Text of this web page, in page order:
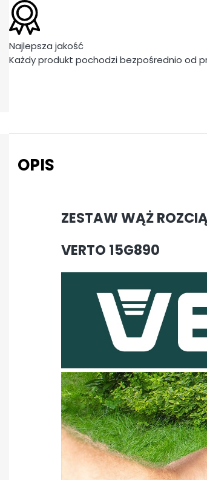
Najlepsza jakość
Każdy produkt pochodzi bezpośrednio od
OPIS
ZESTAW WĄŻ
VERTO 15G890